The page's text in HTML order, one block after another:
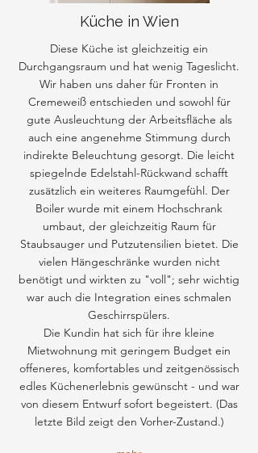
Küche in Wien
Diese Küche ist gleichzeitig ein
Durchgangsraum und hat wenig Tageslicht.
Wir haben uns daher für Fronten in
Cremeweiß entschieden und sowohl für
gute Ausleuchtung der Arbeitsfläche als
auch eine angenehme Stimmung durch
indirekte Beleuchtung gesorgt. Die leicht
spiegelnde Edelstahl-Rückwand schafft
zusätzlich ein weiteres Raumgefühl. Der
Boiler wurde mit einem Hochschrank
umbaut, der gleichzeitig Raum für
Staubsauger und Putzutensilien bietet. Die
vielen Hängeschränke wurden nicht
benötigt und wirkten zu "voll"; sehr wichtig
war auch die Integration eines schmalen
Geschirrspülers.
Die Kundin hat sich für ihre kleine
Mietwohnung mit geringem Budget ein
offeneres, komfortables und zeitgenössisch
edles Küchenerlebnis gewünscht - und war
von diesem Entwurf sofort begeistert. (Das
letzte Bild zeigt den Vorher-Zustand.)